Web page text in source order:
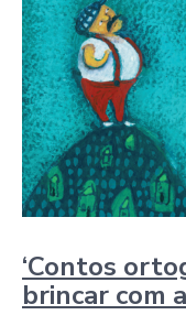
‘Contos
brincar com